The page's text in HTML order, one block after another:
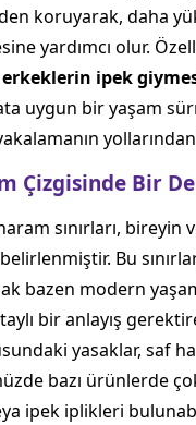
koruyarak, daha
yardımcı olur.
erkeklerin ipek
uygun bir yaşam
Çizgisinde Bir
sınırları, bireyin
Bu
bazen modern
bir anlayış
yasaklar, saf
bazı ürünlerde
ipek iplikleri